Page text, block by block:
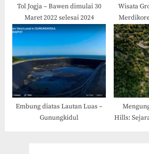
Tol Jogja – Bawen dimulai 30
Maret 2022 selesai 2024
Wisata
Embung diatas Lautan Luas –
Gunungkidul
Hills: